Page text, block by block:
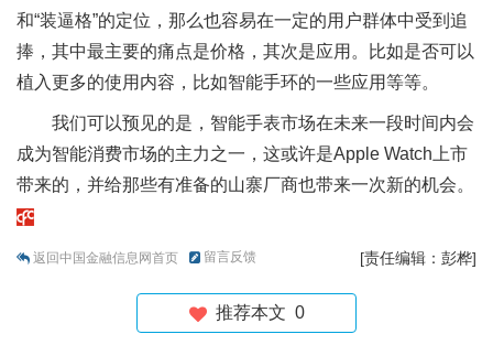
和“装逼格”的定位，那么也容易在一定的用户群体中受到追
捧，其中最主要的痛点是价格，其次是应用。比如是否可以
植入更多的使用内容，比如智能手环的一些应用等等。
我们可以预见的是，智能手表市场在未来一段时间内会
成为智能消费市场的主力之一，这或许是Apple Watch上市
带来的，并给那些有准备的山寨厂商也带来一次新的机会。
返回中国金融信息网首页 留言反馈 [责任编辑：彭桦]
推荐本文 0